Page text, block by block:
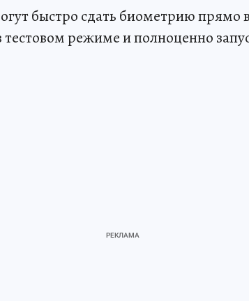
быстро сдать биометрию прямо
тестовом режиме и полноценно